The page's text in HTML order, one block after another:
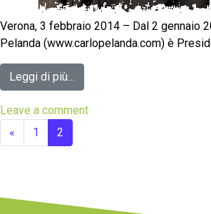
Verona, 3 febbraio 2014 – Dal 2 gennaio
Pelanda (www.carlopelanda.com) è
Leggi di più…
Leave a comment
«
1 2